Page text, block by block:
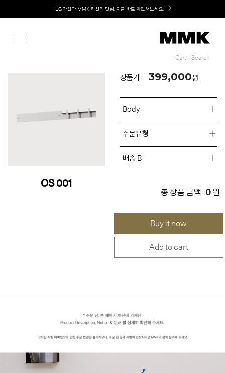
LG 가전과 MMK 키친의 만남. 지금 바로 확인해보세요.
Cart Search
OS 001
상품가 399,000원
Body
주문유형
배송 B
총 상품 금액 0 원
Buy it now
Add to cart